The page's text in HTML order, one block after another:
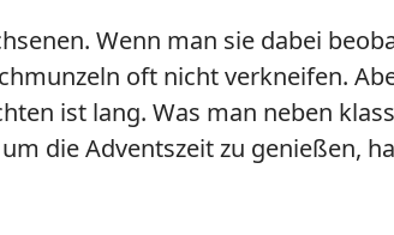
Wenn man sie dabei
oft nicht verkneifen.
ist lang. Was man neben
die Adventszeit zu genießen,